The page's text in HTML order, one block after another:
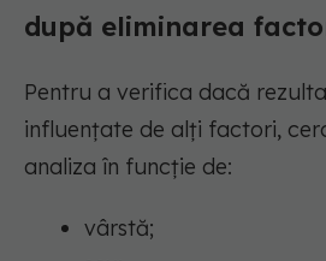
după eliminarea
Pentru a verifica dacă
influențate de alți factori,
analiza în funcție de:
vârstă;